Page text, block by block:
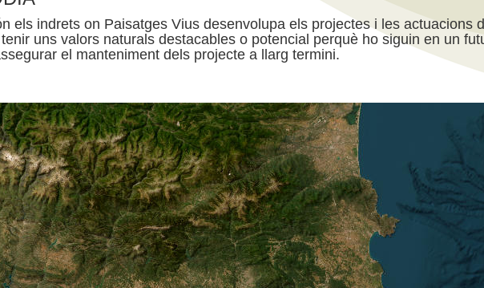
els indrets on Paisatges Vius desenvolupa els projectes i les actuacions
uns valors naturals destacables o potencial perquè ho siguin en un
el manteniment dels projecte a llarg termini.